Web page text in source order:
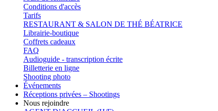
Conditions d'accès
Tarifs
RESTAURANT & SALON DE THÉ BÉATRICE
Librairie-boutique
Coffrets cadeaux
FAQ
Audioguide - transcription écrite
Billetterie en ligne
Shooting photo
Événements
Réceptions privées – Shootings
Nous rejoindre